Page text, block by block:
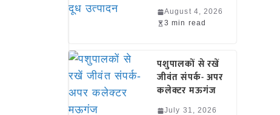
August 4, 2026
3 min read
पशुपालकों से रखें
जीवंत संपर्क- अपर
कलेक्टर मऊगंज
July 31, 2026